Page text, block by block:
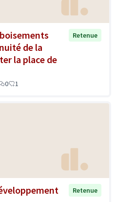
de la
la place de
Retenue
0 1
Retenue